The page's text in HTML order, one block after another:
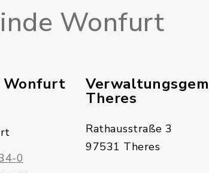
Wonfurt
Wonfurt
0
Theres
Rathausstraße 3
97531 Theres